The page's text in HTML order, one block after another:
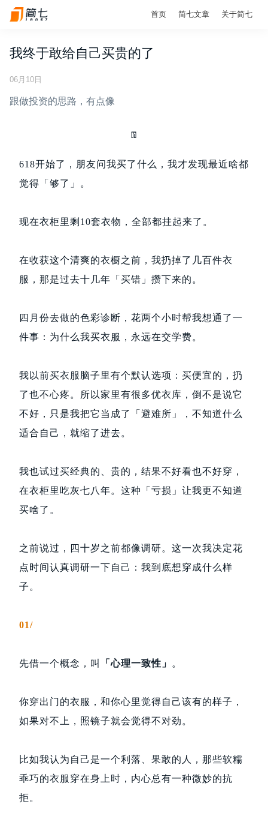
首页 简七文章 关于简七
我终于敢给自己买贵的了
06月10日
跟做投资的思路，有点像
👖
618开始了，朋友问我买了什么，我才发现最近啥都
觉得「够了」。
现在衣柜里剩10套衣物，全部都挂起来了。
在收获这个清爽的衣橱之前，我扔掉了几百件衣
服，那是过去十几年「买错」攒下来的。
四月份去做的色彩诊断，花两个小时帮我想通了一
件事：为什么我买衣服，永远在交学费。
我以前买衣服脑子里有个默认选项：买便宜的，扔
了也不心疼。所以家里有很多优衣库，倒不是说它
不好，只是我把它当成了「避难所」，不知道什么
适合自己，就缩了进去。
我也试过买经典的、贵的，结果不好看也不好穿，
在衣柜里吃灰七八年。这种「亏损」让我更不知道
买啥了。
之前说过，四十岁之前都像调研。这一次我决定花
点时间认真调研一下自己：我到底想穿成什么样
子。
01/
先借一个概念，叫 「心理一致性」 。
你穿出门的衣服，和你心里觉得自己该有的样子，
如果对不上，照镜子就会觉得不对劲。
比如我认为自己是一个利落、果敢的人，那些软糯
乖巧的衣服穿在身上时，内心总有一种微妙的抗
拒。